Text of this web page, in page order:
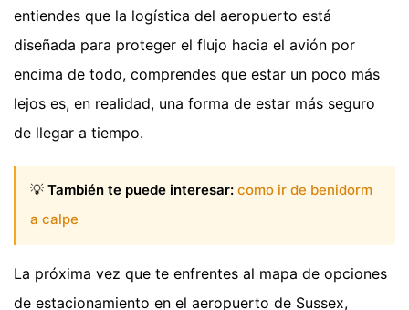
entiendes que la logística del aeropuerto está
diseñada para proteger el flujo hacia el avión por
encima de todo, comprendes que estar un poco más
lejos es, en realidad, una forma de estar más seguro
de llegar a tiempo.
💡 También te puede interesar: como ir de benidorm
a calpe
La próxima vez que te enfrentes al mapa de opciones
de estacionamiento en el aeropuerto de Sussex,